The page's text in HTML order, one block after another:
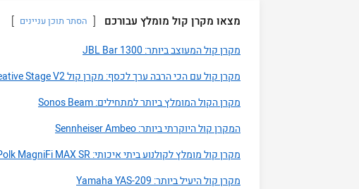
מצאו מקרן קול מומלץ עבורכם הסתר תוכן עניינים
מקרן קול המעוצב ביותר: JBL Bar 1300
מקרן קול עם הכי הרבה ערך לכסף: מקרן קול Creative Stage V2
מקרן הקול המומלץ ביותר למתחילים: Sonos Beam
המקרן קול היוקרתי ביותר: Sennheiser Ambeo
מקרן קול מומלץ לקולנוע ביתי איכותי: Polk MagniFi MAX SR
מקרן קול היעיל ביותר: Yamaha YAS-209